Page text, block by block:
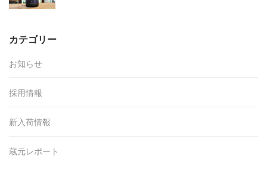
カテゴリー
お知らせ
採用情報
新入荷情報
蔵元レポート